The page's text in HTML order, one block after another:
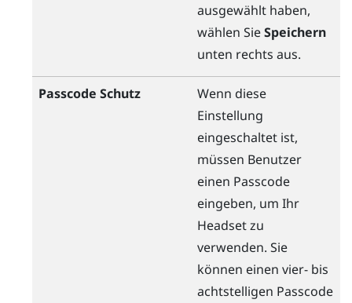
ausgewählt haben,
wählen SieSpeichern
unten rechts aus.
Passcode Schutz
Wenn diese
Einstellung
eingeschaltet ist,
müssen Benutzer
einen Passcode
eingeben, um Ihr
Headset zu
verwenden. Sie
können einen vier- bis
achtstelligen Passcode